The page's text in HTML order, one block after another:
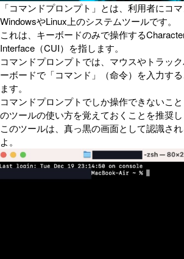
「コマンドプロンプト」とは、利用者にコ
WindowsやLinux上のシステムツールです。
これは、キーボードのみで操作する
Interface（CUI）を指します。
コマンドプロンプトでは、マウスやトラッ
ーボードで「コマンド」（命令）を入力す
ます。
コマンドプロンプトでしか操作できないこ
のツールの使い方を覚えておくことを推奨し
このツールは、真っ黒の画面として認識さ
よ。